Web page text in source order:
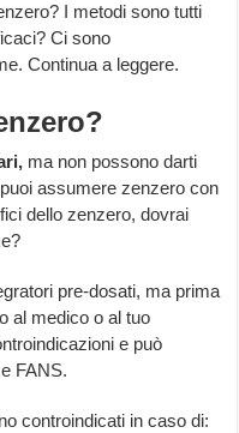
I metodi sono tutti
Ci sono
Continua a leggere.
ma non possono darti
assumere zenzero con
dello zenzero, dovrai
pre-dosati, ma prima
al medico o al tuo
e può
FANS.
controindicati in caso di: